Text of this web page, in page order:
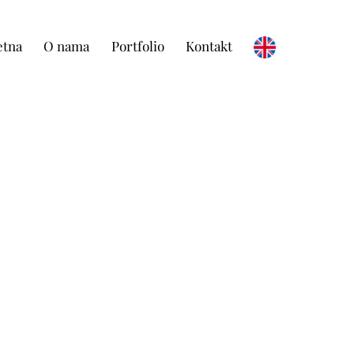
O nama Portfolio Kontakt